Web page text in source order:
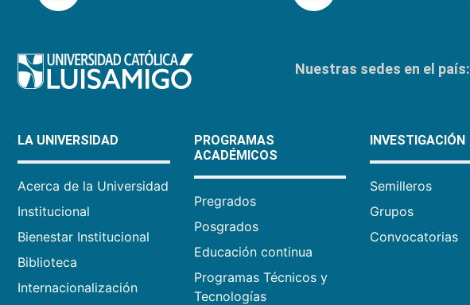
Nuestras sedes en el país:
LA UNIVERSIDAD
Acerca de la Universidad
Institucional
Bienestar Institucional
Biblioteca
Internacionalización
PROGRAMAS
ACADÉMICOS
Pregrados
Posgrados
Educación continua
Programas Técnicos y
Tecnologías
INVESTIGACIÓN
Semilleros
Grupos
Convocatorias